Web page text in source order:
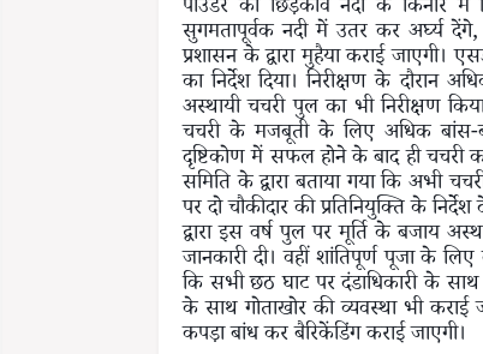
पाउडर का छिड़काव नदी के किनारे
सुगमतापूर्वक नदी में उतर कर अर्घ्य
प्रशासन के द्वारा मुहैया कराई जाएगी।
का निर्देश दिया। निरीक्षण के दौरान
अस्थायी चचरी पुल का भी निरीक्षण
चचरी के मजबूती के लिए अधिक बांस-
दृष्टिकोण में सफल होने के बाद ही चचरी
समिति के द्वारा बताया गया कि अभी
पर दो चौकीदार की प्रतिनियुक्ति के
द्वारा इस वर्ष पुल पर मूर्ति के बजाय
जानकारी दी। वहीं शांतिपूर्ण पूजा के
कि सभी छठ घाट पर दंडाधिकारी के साथ
के साथ गोताखोर की व्यवस्था भी
कपड़ा बांध कर बैरिकेंडिंग कराई जाएगी।